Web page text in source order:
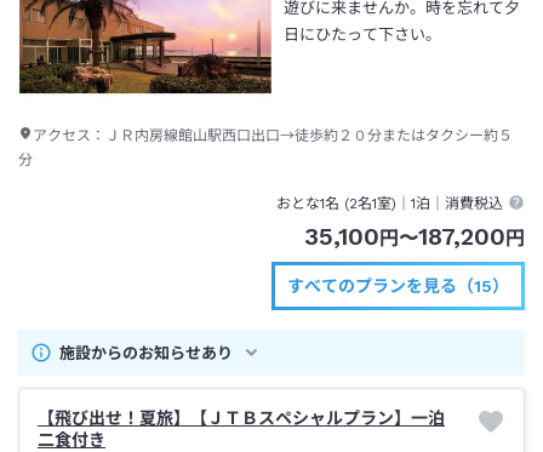
遊びに来ませんか。時を忘れて夕
日にひたって下さい。
アクセス： ＪＲ内房線館山駅西口出口→徒歩約２０分またはタクシー約５
分
おとな1名 (2名1室)｜1泊 ｜消費税込
35,100 円 〜187,200 円
すべてのプランを見る（15）
施設からのお知らせあり
【飛び出せ！夏旅】【ＪＴＢスペシャルプラン】一泊
二食付き